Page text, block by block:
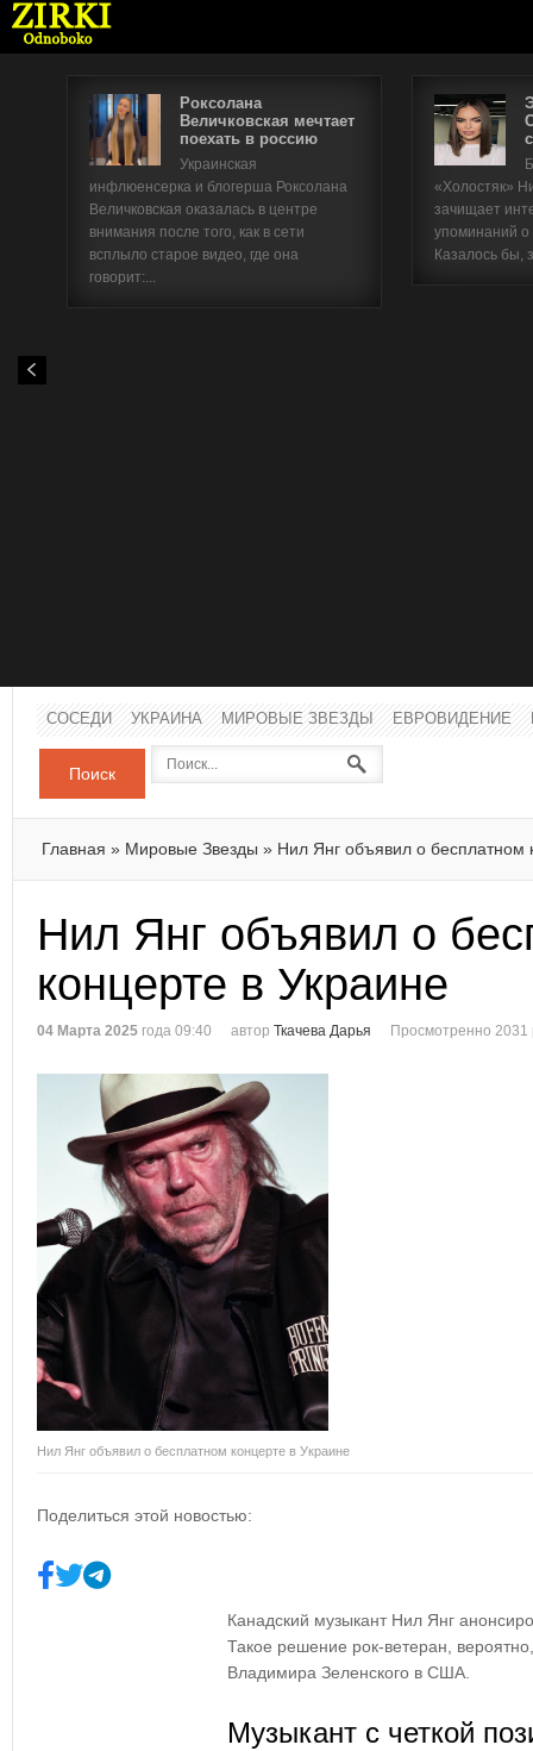
Роксолана
Величковская мечтает
поехать в россию
Украинская
инфлюенсерка и блогерша Роксолана
Величковская оказалась в центре
внимания после того, как в сети
всплыло старое видео, где она
говорит:...
«Холостяк»
зачищает
упоминаний
Казалось бы,
СОСЕДИ УКРАИНА МИРОВЫЕ ЗВЕЗДЫ ЕВРОВИДЕНИЕ
Поиск
Главная » Мировые Звезды » Нил Янг объявил о бесплатном
Нил Янг объявил о
концерте в Украине
04 Марта 2025 года 09:40 автор Ткачева Дарья Просмотренно 2031
Нил Янг объявил о бесплатном концерте в Украине
Поделиться этой новостью:
Канадский музыкант Нил Янг
Такое решение рок-ветеран,
Владимира Зеленского в США
Музыкант с четкой
Имя